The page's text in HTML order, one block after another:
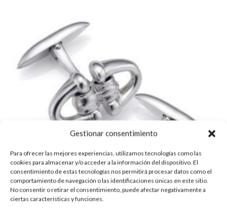
Gestionar consentimiento
Para ofrecer las mejores experiencias, utilizamos tecnologías como las
cookies para almacenar y/o acceder a la información del dispositivo. El
consentimiento de estas tecnologías nos permitirá procesar datos como el
comportamiento de navegación o las identificaciones únicas en este sitio.
No consentir o retirar el consentimiento, puede afectar negativamente a
ciertas características y funciones.